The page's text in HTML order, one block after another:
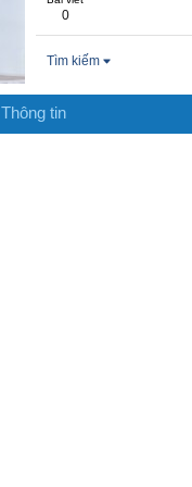
0
Tìm kiếm
Thông tin